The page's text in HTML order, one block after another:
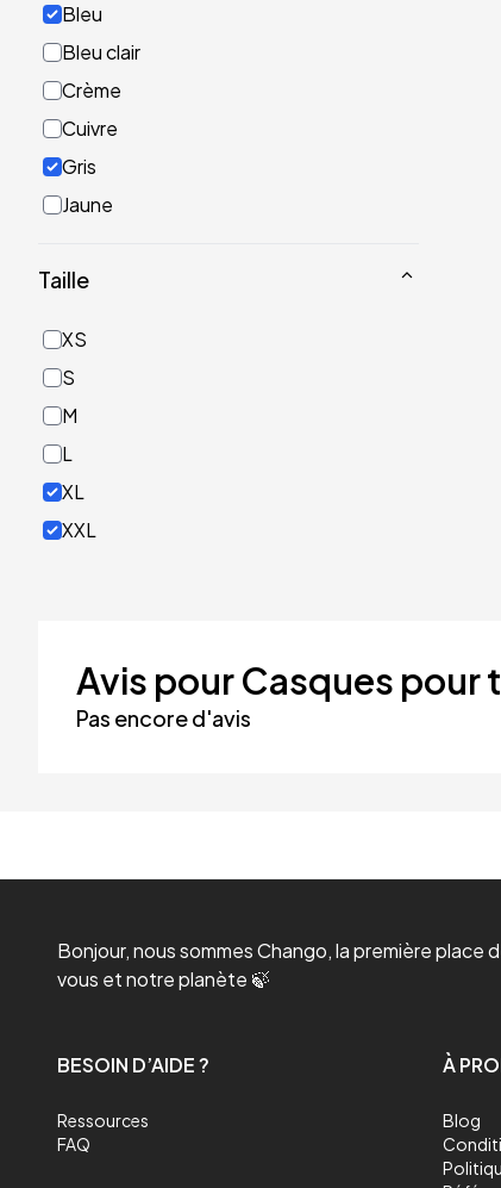
Bleu
Bleu clair
Crème
Cuivre
Gris
Jaune
Or
Taille
XS
S
M
L
XL
XXL
Avis pour Casques
Pas encore d'avis
Bonjour, nous sommes Chango, la première
vous et notre planète 🍃
BESOIN D’AIDE ?
Ressources
FAQ
À
Blog